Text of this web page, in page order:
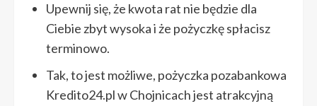
Upewnij się, że kwota rat nie będzie dla
Ciebie zbyt wysoka i że pożyczkę spłacisz
terminowo.
Tak, to jest możliwe, pożyczka pozabankowa
Kredito24.pl w Chojnicach jest atrakcyjną